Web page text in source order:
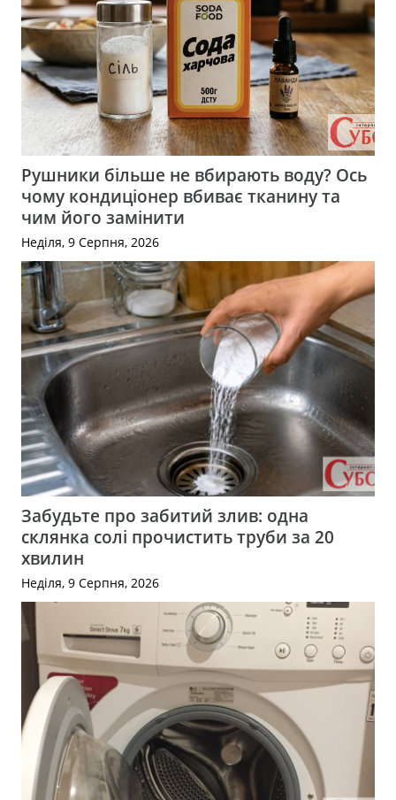
Рушники більше не вбирають воду? Ось
чому кондиціонер вбиває тканину та
чим його замінити
Неділя, 9 Серпня, 2026
Забудьте про забитий злив: одна
склянка солі прочистить труби за 20
хвилин
Неділя, 9 Серпня, 2026